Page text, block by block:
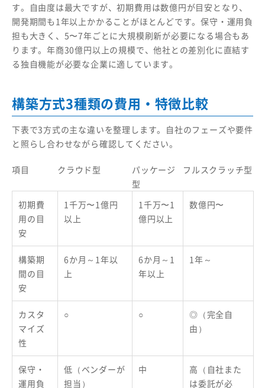
す。自由度は最大ですが、初期費用は数億円が目安となり、
開発期間も1年以上かかることがほとんどです。保守・運用負
担も大きく、5〜7年ごとに大規模刷新が必要になる場合もあ
ります。年商30億円以上の規模で、他社との差別化に直結す
る独自機能が必要な企業に適しています。
構築方式3種類の費用・特徴比較
下表で3方式の主な違いを整理します。自社のフェーズや要件
と照らし合わせながら確認してください。
項目 クラウド型
パッケージ
型
フルスクラッチ型
初期費
用の目
安
1千万〜1億円
以上
1千万〜1
億円以上
数億円〜
構築期
間の目
安
6か月～1年以
上
6か月～1
年以上
1年～
カスタ
マイズ
性
○ ○
◎（完全自
由）
保守・
運用負
低（ベンダーが
担当）
中
高（自社また
は委託が必